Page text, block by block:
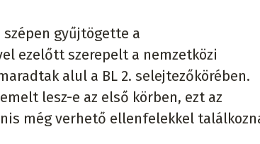
szépen gyűjtögette a
ezelőtt szerepelt a nemzetközi
alul a BL 2. selejtezőkörében.
lesz-e az első körben, ezt az
még verhető ellenfelekkel